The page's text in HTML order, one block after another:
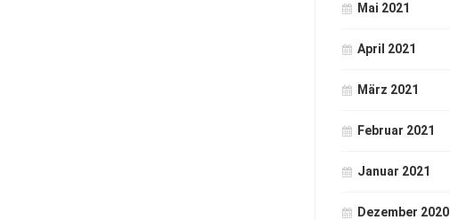
Mai 2021
April 2021
März 2021
Februar 2021
Januar 2021
Dezember 2020